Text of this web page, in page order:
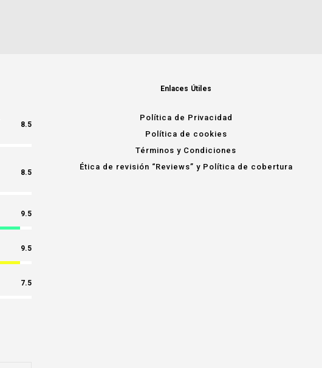
8.5
8.5
9.5
9.5
7.5
Enlaces Útiles
Política de Privacidad
Política de cookies
Términos y Condiciones
Ética de revisión “Reviews” y Política de cobertura